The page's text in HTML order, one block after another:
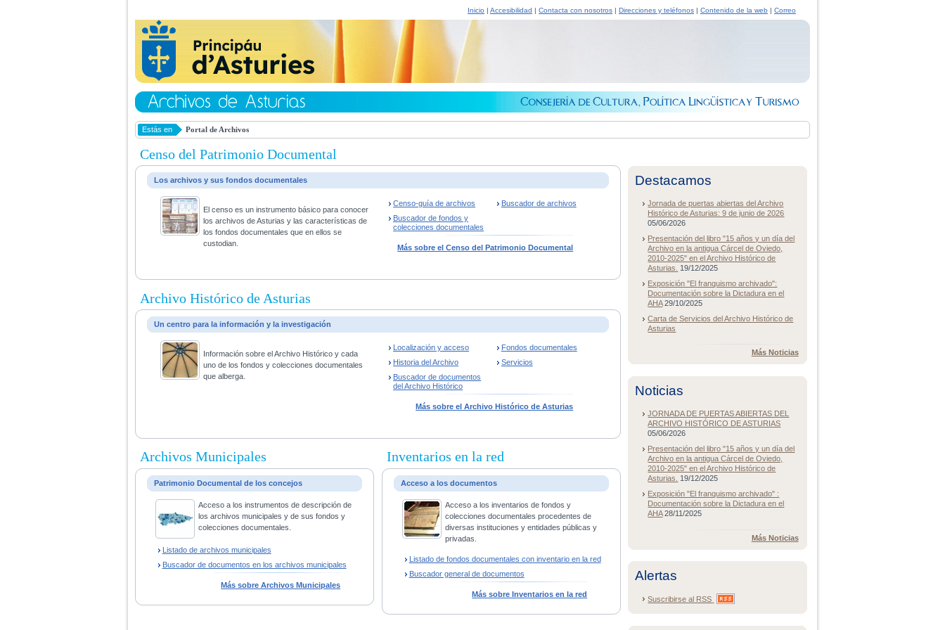
Inicio | Accesibilidad | Contacta con nosotros | Direcciones y teléfonos | Contenido de la web | Correo
Estás en Portal de Archivos
Censo del Patrimonio Documental
Los archivos y sus fondos documentales
El censo es un instrumento básico para conocer
los archivos de Asturias y las características de
los fondos documentales que en ellos se
custodian.
Censo-guía de archivos
Buscador de archivos
Buscador de fondos y
colecciones documentales
Más sobre el Censo del Patrimonio Documental
Archivo Histórico de Asturias
Un centro para la información y la investigación
Información sobre el Archivo Histórico y cada
uno de los fondos y colecciones documentales
que alberga.
Localización y acceso
Fondos documentales
Historia del Archivo
Servicios
Buscador de documentos
del Archivo Histórico
Más sobre el Archivo Histórico de Asturias
Archivos Municipales
Patrimonio Documental de los concejos
Acceso a los instrumentos de descripción de
los archivos municipales y de sus fondos y
colecciones documentales.
Listado de archivos municipales
Buscador de documentos en los archivos municipales
Más sobre Archivos Municipales
Inventarios en la red
Acceso a los documentos
Acceso a los inventarios de fondos y
colecciones documentales procedentes de
diversas instituciones y entidades públicas y
privadas.
Listado de fondos documentales con inventario en la red
Buscador general de documentos
Más sobre Inventarios en la red
Destacamos
Jornada de puertas abiertas del Archivo
Histórico de Asturias: 9 de junio de 2026
05/06/2026
Presentación del libro "15 años y un día del
Archivo en la antigua Cárcel de Oviedo,
2010-2025" en el Archivo Histórico de
Asturias.
19/12/2025
Exposición "El franquismo archivado":
Documentación sobre la Dictadura en el
AHA29/10/2025
Carta de Servicios del Archivo Histórico de
Asturias
Más Noticias
Noticias
JORNADA DE PUERTAS ABIERTAS DEL
ARCHIVO HISTÓRICO DE ASTURIAS
05/06/2026
Presentación del libro "15 años y un día del
Archivo en la antigua Cárcel de Oviedo,
2010-2025" en el Archivo Histórico de
Asturias.
19/12/2025
Exposición "El franquismo archivado" :
Documentación sobre la Dictadura en el
AHA28/11/2025
Más Noticias
Alertas
Suscribirse al RSS